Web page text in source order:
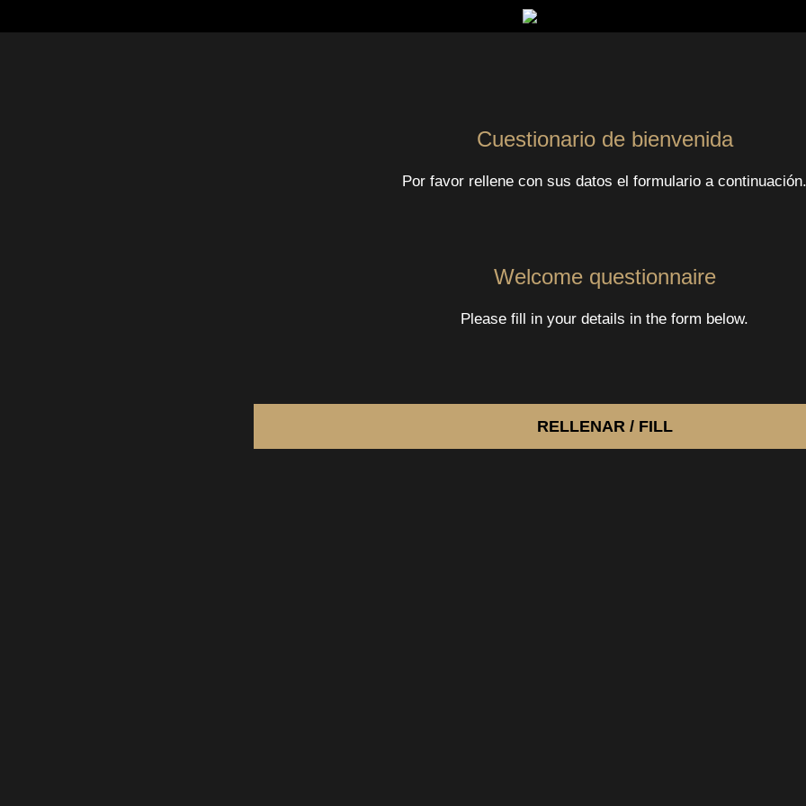
Cuestionario de bienvenida
Por favor rellene con sus datos el formulario a continuación.
Welcome questionnaire
Please fill in your details in the form below.
RELLENAR / FILL